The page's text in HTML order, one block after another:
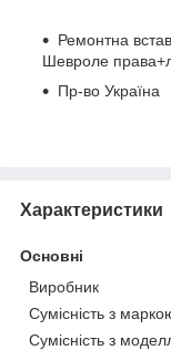
Ремонтна
Шевроле
Пр-во Україна
Характеристики
Основні
Виробник
Сумісність з
Сумісність з